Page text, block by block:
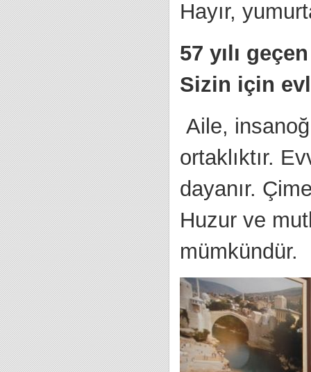
Hayır,
57 yılı
Sizin için
Aile,
ortaklıktır.
dayanır.
Huzur ve
mümkündür.